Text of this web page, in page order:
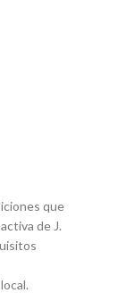
que
de J.